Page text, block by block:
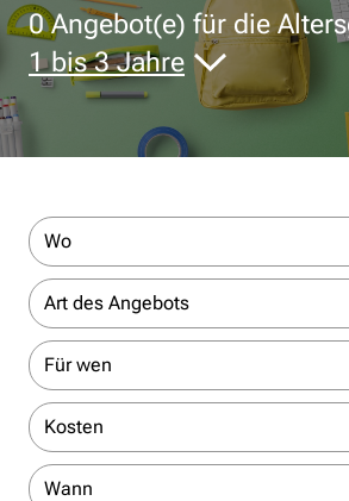
0Angebot(e) für die
1 bis 3 Jahre
Wo
Art des Angebots
Für wen
Kosten
Wann